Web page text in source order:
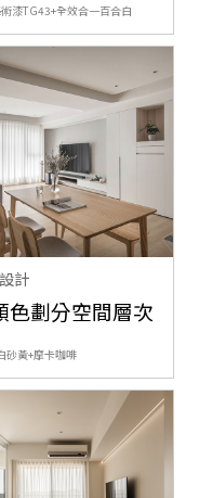
漆TG43+全效合一百合白
計
色劃分空間層次
砂黃+摩卡咖啡